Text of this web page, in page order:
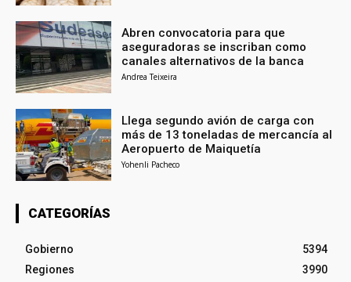
Abren convocatoria para que
aseguradoras se inscriban como
canales alternativos de la banca
Andrea Teixeira
Llega segundo avión de carga con
más de 13 toneladas de mercancía al
Aeropuerto de Maiquetía
Yohenli Pacheco
CATEGORÍAS
Gobierno
5394
Regiones
3990